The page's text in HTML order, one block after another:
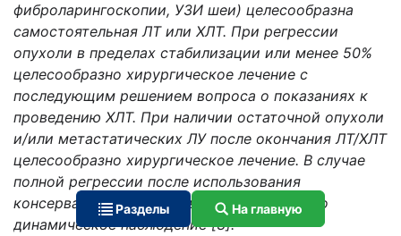
фиброларингоскопии, УЗИ шеи) целесообразна
самостоятельная ЛТ или ХЛТ. При регрессии
опухоли в пределах стабилизации или менее 50%
целесообразно хирургическое лечение с
последующим решением вопроса о показаниях к
проведению ХЛТ. При наличии остаточной опухоли
и/или метастатических ЛУ после окончания ЛТ/ХЛТ
целесообразно хирургическое лечение. В случае
полной регрессии после использования
консервативных методов лечения показано
динамическое наблюдение [3].
Разделы На главную